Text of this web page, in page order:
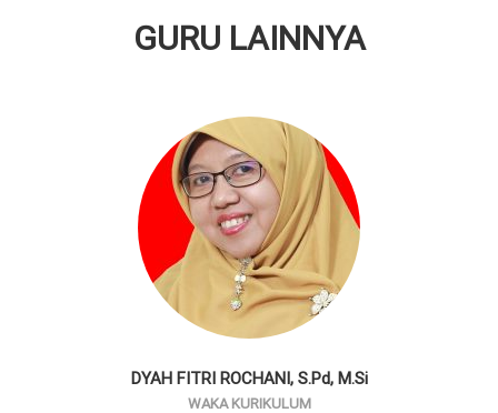
GURU LAINNYA
DYAH FITRI ROCHANI, S.Pd, M.Si
WAKA KURIKULUM